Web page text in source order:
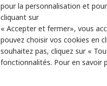
de
pour la personnalisation et
cliquant sur
« Accepter et fermer», vous
pouvez choisir vos cookies en
souhaitez pas, cliquez sur «
fonctionnalités. Pour en savoir